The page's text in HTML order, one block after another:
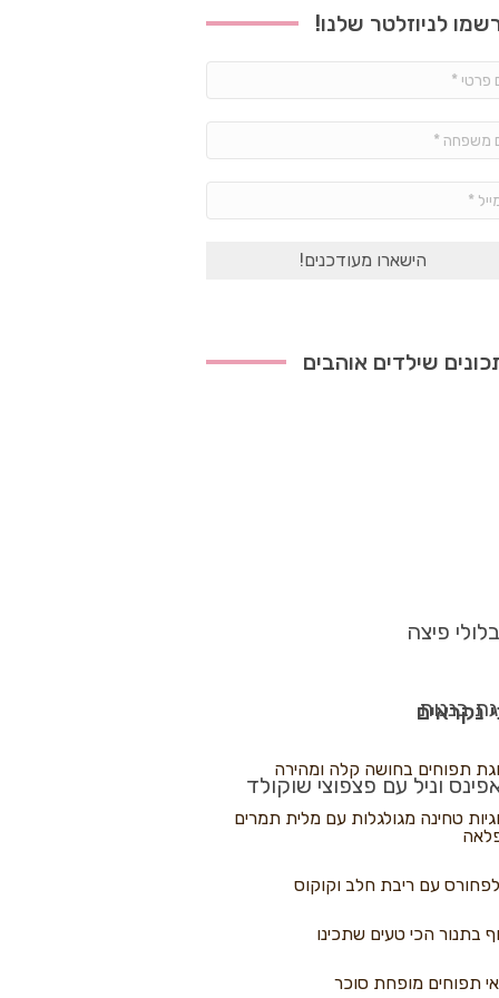
לניוזלטר שלנו!
פרטי
משפחה
*
שילדים אוהבים
פיצה
בננות
וניל עם פצפוצי שוקולד
נקראים
תפוחים בחושה קלה ומהירה
טחינה מגולגלות עם מלית תמרים
עם ריבת חלב וקוקוס
בתנור הכי טעים שתכינו
תפוחים מופחת סוכר